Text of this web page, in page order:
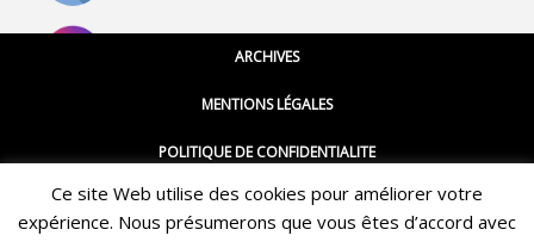
@montpellierpoinginfo
@LePoingMontpellier
ARCHIVES
MENTIONS LÉGALES
POLITIQUE DE CONFIDENTIALITE
CGU
Ce site Web utilise des cookies pour améliorer votre
expérience. Nous présumerons que vous êtes d’accord avec